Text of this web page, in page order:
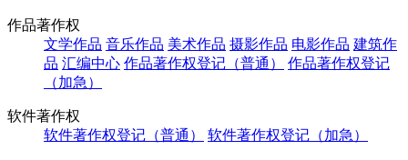
作品著作权
文学作品 音乐作品 美术作品 摄影作品 电影作品 建筑作
品 汇编中心 作品著作权登记（普通）
作品著作权登记
（加急）
软件著作权
软件著作权登记（普通）
软件著作权登记（加急）